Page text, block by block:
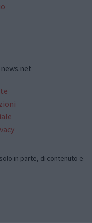
in parte, di contenuto e